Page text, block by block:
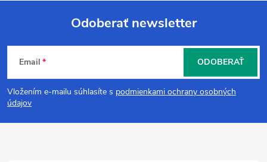
Z
á
p
Odoberať newsletter
Email
Vložením e-mailu súhlasíte s podmienkami ochrany osobných
údajov
ODOBERAŤ